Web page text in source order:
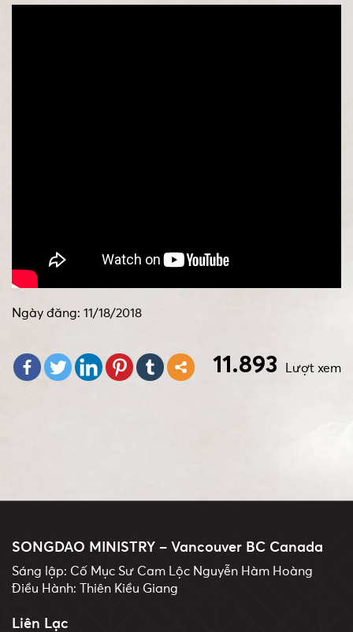
Ngày đăng: 11/18/2018
Lượt xem
11.893
SONGDAO MINISTRY – Vancouver BC Canada
Sáng lập: Cố Mục Sư Cam Lộc Nguyễn Hàm Hoàng
Điều Hành: Thiên Kiều Giang
Liên Lạc